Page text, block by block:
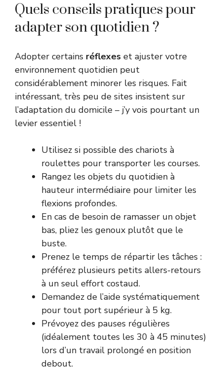
Quels conseils pratiques pour
adapter son quotidien ?
Adopter certains réflexes et ajuster votre
environnement quotidien peut
considérablement minorer les risques. Fait
intéressant, très peu de sites insistent sur
l’adaptation du domicile – j’y vois pourtant un
levier essentiel !
Utilisez si possible des chariots à
roulettes pour transporter les courses.
Rangez les objets du quotidien à
hauteur intermédiaire pour limiter les
flexions profondes.
En cas de besoin de ramasser un objet
bas, pliez les genoux plutôt que le
buste.
Prenez le temps de répartir les tâches :
préférez plusieurs petits allers-retours
à un seul effort costaud.
Demandez de l’aide systématiquement
pour tout port supérieur à 5 kg.
Prévoyez des pauses régulières
(idéalement toutes les 30 à 45 minutes)
lors d’un travail prolongé en position
debout.